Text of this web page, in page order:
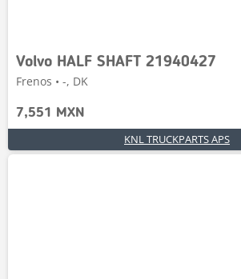
Volvo HALF SHAFT 21940427
Frenos • -, DK
7,551 MXN
KNL TRUCKPARTS APS